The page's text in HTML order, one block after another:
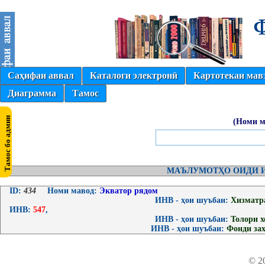
Саҳифаи аввал Каталоги электронӣ
Картотекаи
Диаграмма
Тамос
(Номи
МАЪЛУМОТҲО ОИДИ
ID: 434 Номи мавод: Экватор рядом
ИНВ - ҳои шуъбаи:
ИНВ: 547,
ИНВ - ҳои шуъбаи: Толори
ИНВ - ҳои шуъбаи: Фонди
©